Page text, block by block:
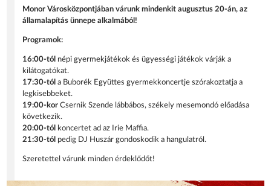
Monor Városközpontjában várunk mindenkit augusztus 20-án, az
államalapítás ünnepe alkalmából!
Programok:
16:00-tól népi gyermekjátékok és ügyességi játékok várják a
kilátogatókat.
17:30-tól a Buborék Együttes gyermekkoncertje szórakoztatja a
legkisebbeket.
19:00-korCsernik Szende lábbábos, székely mesemondó előadása
következik.
20:00-tól
koncertet ad az Irie Maffia.
21:30-tól pedig DJ Huszár gondoskodik a hangulatról.
Szeretettel várunk minden érdeklődőt!